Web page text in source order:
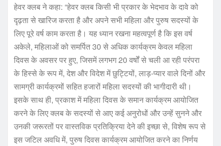
हेवर क्लब ने कहा: “हेवर क्लब किसी भी प्रकार के भेदभाव के दावे को
दृढ़ता से खारिज करता है और अपने सभी महिला और पुरुष सदस्यों के
लिए पूरे वर्ष काम करता है। यह ध्यान रखना महत्वपूर्ण है कि इस वर्ष
अकेले, महिलाओं को समर्पित 30 से अधिक कार्यक्रम केवल महिला
दिवस के अवसर पर हुए, जिसमें लगभग 20 वर्षों से चली आ रही परंपरा
के हिस्से के रूप में, देश और विदेश में छुट्टियों, लाड़-प्यार वाले दिनों और
सामग्री कार्यक्रमों सहित हजारों महिला सदस्यों की भागीदारी थी।
इसके साथ ही, प्रकाश में महिला दिवस के समान कार्यक्रम आयोजित
करने के लिए क्लब के सदस्यों से आए कई अनुरोधों और उन्हें सुनने और
उनकी जरूरतों पर वास्तविक प्रतिक्रिया देने की इच्छा से, विशेष रूप से
इस जटिल अवधि में, पुरुष दिवस कार्यक्रम आयोजित करने का निर्णय